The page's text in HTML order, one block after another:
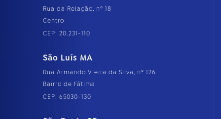
Rua da Relação, nº 18
Centro
CEP: 20.231-110
São Luís MA
Rua Armando Vieira da Silva, nº 126
Bairro de Fátima
CEP: 65030-130